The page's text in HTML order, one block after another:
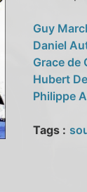
Guy
Daniel
Grace de
Hubert
Philippe
Tags :